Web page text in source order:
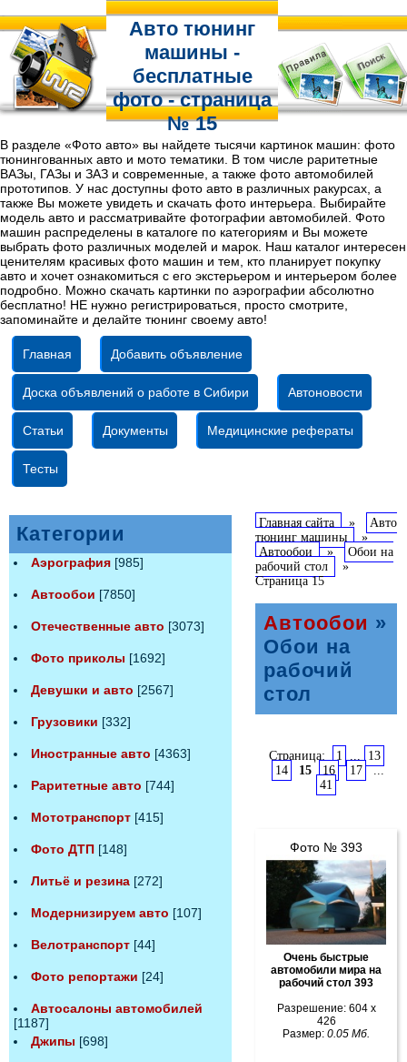
Авто тюнинг
машины -
бесплатные
фото - страница
№ 15
В разделе «Фото авто» вы найдете тысячи картинок машин: фото
тюнингованных авто и мото тематики. В том числе раритетные
ВАЗы, ГАЗы и ЗАЗ и современные, а также фото автомобилей
прототипов. У нас доступны фото авто в различных ракурсах, а
также Вы можете увидеть и скачать фото интерьера. Выбирайте
модель авто и рассматривайте фотографии автомобилей. Фото
машин распределены в каталоге по категориям и Вы можете
выбрать фото различных моделей и марок. Наш каталог интересен
ценителям красивых фото машин и тем, кто планирует покупку
авто и хочет ознакомиться с его экстерьером и интерьером более
подробно. Можно скачать картинки по аэрографии абсолютно
бесплатно! НЕ нужно регистрироваться, просто смотрите,
запоминайте и делайте тюнинг своему авто!
Главная Добавить объявление
Доска объявлений о работе в Сибири Автоновости
Статьи Документы Медицинские рефераты
Тесты
Категории
Аэрография [985]
Автообои [7850]
Отечественные авто [3073]
Фото приколы [1692]
Девушки и авто [2567]
Грузовики [332]
Иностранные авто [4363]
Раритетные авто [744]
Мототранспорт [415]
Фото ДТП [148]
Литьё и резина [272]
Модернизируем авто [107]
Велотранспорт [44]
Фото репортажи [24]
Автосалоны автомобилей
[1187]
Джипы [698]
Главная сайта »
Авто
тюнинг машины
»
Автообои » Обои на
рабочий стол
»
Страница 15
Автообои »
Обои на
рабочий
стол
Страница: 1 ...
13
14
15 16 17 ...
41
Фото № 393
Очень быстрые
автомобили мира на
рабочий стол 393
Разрешение: 604 x
426
Размер: 0.05 Мб.